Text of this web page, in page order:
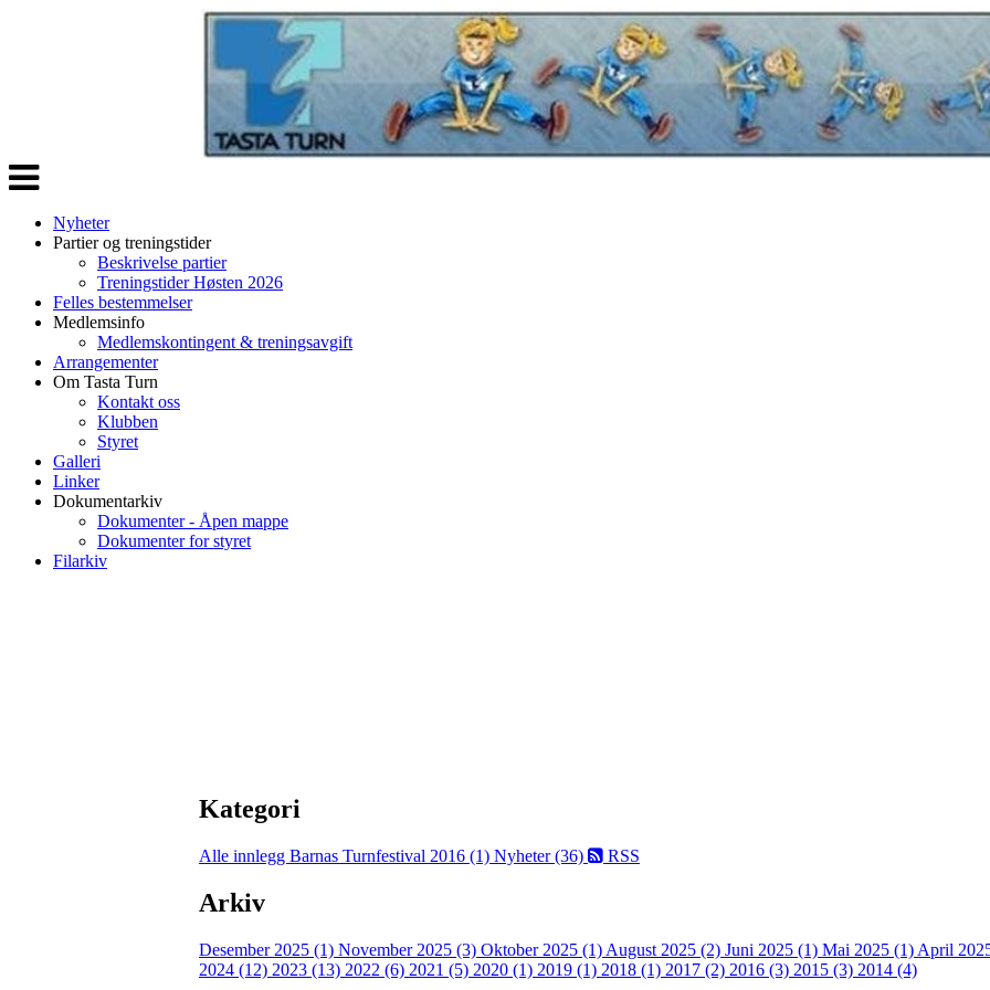
Veksle
navigasjon
Nyheter
Partier og treningstider
Beskrivelse partier
Treningstider Høsten 2026
Felles bestemmelser
Medlemsinfo
Medlemskontingent & treningsavgift
Arrangementer
Om Tasta Turn
Kontakt oss
Klubben
Styret
Galleri
Linker
Dokumentarkiv
Dokumenter - Åpen mappe
Dokumenter for styret
Filarkiv
Kategori
Alle innlegg Barnas Turnfestival 2016 (1) Nyheter (36) RSS
Arkiv
Desember 2025 (1) November 2025 (3) Oktober 2025 (1) August 2025 (2) Juni 2025 (1) Mai 2025 (1) April
2024 (12) 2023 (13) 2022 (6) 2021 (5) 2020 (1) 2019 (1) 2018 (1) 2017 (2) 2016 (3) 2015 (3) 2014 (4)